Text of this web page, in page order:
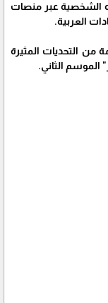
الشخصية عبر منصات
العربية.
من التحديات المثيرة
الموسم الثاني.